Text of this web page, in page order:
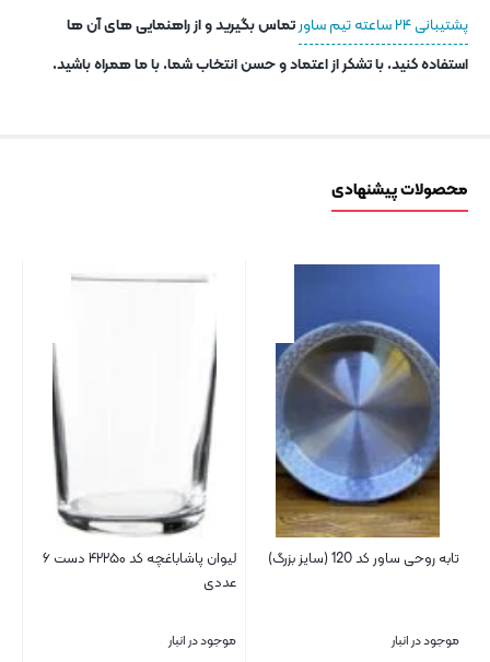
پشتیبانی ۲۴ ساعته تیم ساور
تماس بگیرید و از راهنمایی های آن ها
استفاده کنید. با تشکر از اعتماد و حسن انتخاب شما. با ما همراه باشید.
محصولات پیشنهادی
تابه روحی ساور کد 120 (سایز بزرگ)
موجود در انبار
لیوان پاشاباغچه کد ۴۲۲۵۰ دست ۶
عددی
موجود در انبار